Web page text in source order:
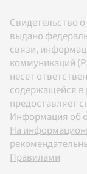
Свидетельство
выдано
связи,
коммуникаций
несет
содержащейся в
предоставляет
Информация об
На
Правилами